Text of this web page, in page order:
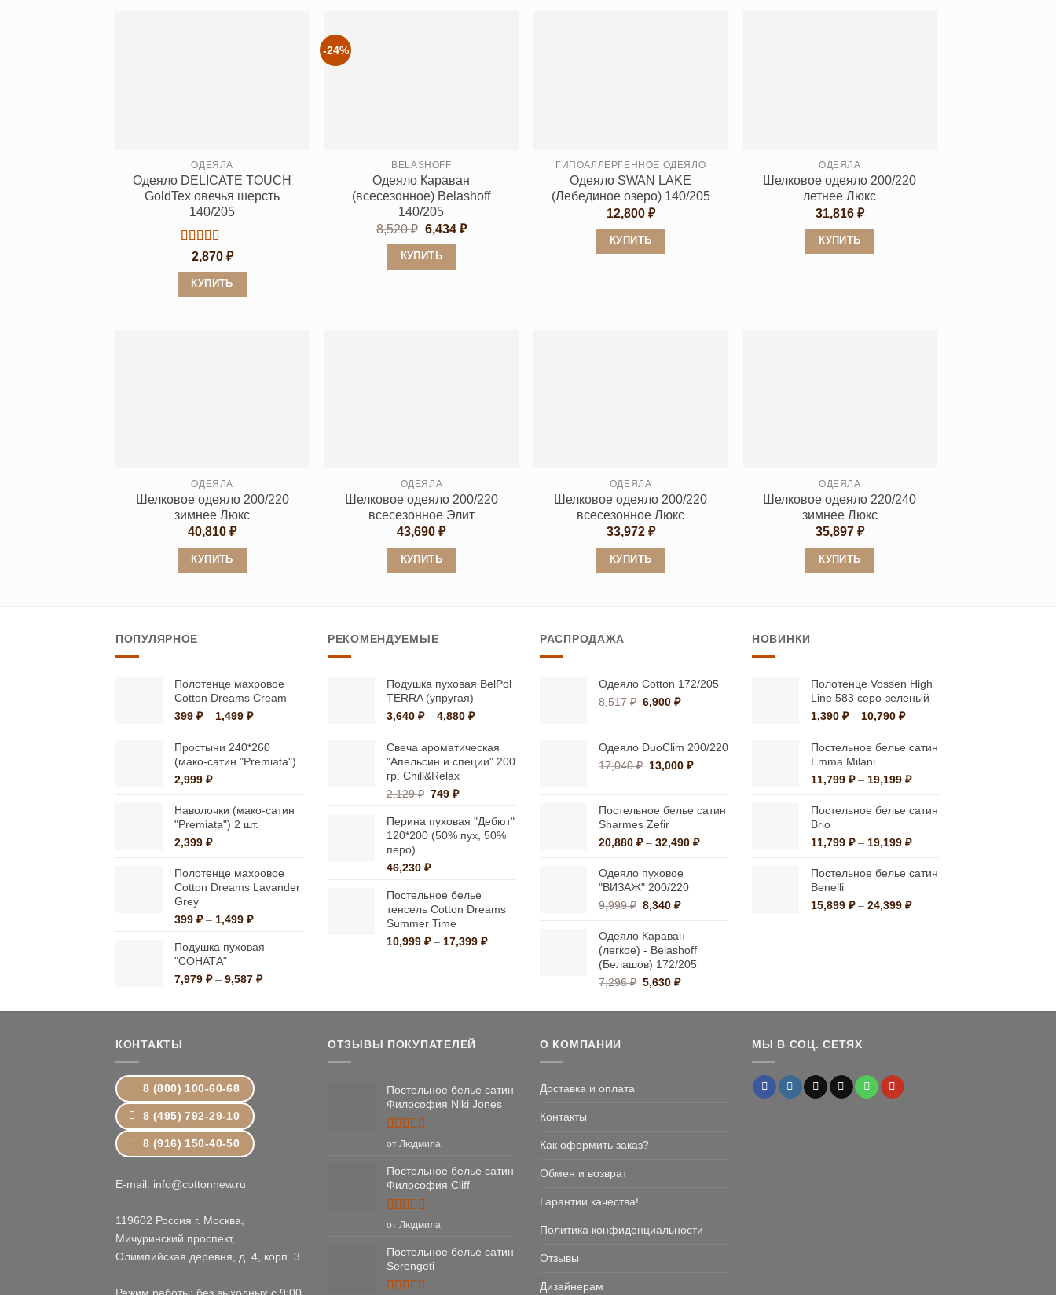
странице
товара.
странице
товара.
странице
товара.
странице
товара.
ОДЕЯЛА
Одеяло DELICATE TOUCH
GoldTex овечья шерсть
140/205
Оценка 5
из 5
2,870 ₽
КУПИТЬ
странице
товара.
-24%
BELASHOFF
Одеяло Караван
(всесезонное) Belashoff
140/205
8,520₽ Первоначальная
составляла
8,520 ₽.
6,434 ₽Текущая
КУПИТЬ
ГИПОАЛЛЕРГЕННОЕ ОДЕЯЛО
Одеяло SWAN LAKE
(Лебединое озеро) 140/205
12,800 ₽
КУПИТЬ
ОДЕЯЛА
Шелковое одеяло 200/220
летнее Люкс
31,816 ₽
КУПИТЬ
ОДЕЯЛА
Шелковое одеяло 200/220
зимнее Люкс
40,810₽
КУПИТЬ
Опции
можно
выбрать
странице
товара.
ОДЕЯЛА
Шелковое одеяло 200/220
всесезонное Элит
43,690₽
КУПИТЬ
несколько
Опции
можно
выбрать
странице
товара.
ОДЕЯЛА
Шелковое одеяло 200/220
всесезонное Люкс
33,972 ₽
КУПИТЬ
Опции
можно
странице
ОДЕЯЛА
Шелковое одеяло 220/240
зимнее Люкс
35,897 ₽
КУПИТЬ
Опции
можно
выбрать
странице
товара.
ПОПУЛЯРНОЕ
Полотенце махровое
Cotton Dreams Cream
399 ₽ – 1,499 ₽Диапазон
399 ₽
–
Простыни 240*260
(мако-сатин "Premiata")
2,999 ₽
Наволочки (мако-сатин
"Premiata") 2 шт.
2,399 ₽
Полотенце махровое
Cotton Dreams Lavander
Grey
399 ₽ – 1,499 ₽Диапазон
399 ₽
1,499 ₽
Подушка пуховая
"СОНАТА"
7,979 ₽ – 9,587 ₽Диапазон
7,979 ₽
РЕКОМЕНДУЕМЫЕ
Подушка пуховая BelPol
TERRA (упругая)
3,640 ₽ – 4,880 ₽Диапазон
3,640 ₽
–
Свеча ароматическая
"Апельсин и специи" 200
гр. Chill&Relax
2,129₽ Первоначальная
составляла
2,129 ₽.
749₽Текущая
749 ₽.
Перина пуховая "Дебют"
120*200 (50% пух, 50%
перо)
46,230 ₽
Постельное белье
тенсель Cotton Dreams
Summer Time
10,999 ₽ – 17,399 ₽Диапазон
РАСПРОДАЖА
Одеяло Cotton 172/205
8,517₽ Первоначальная
8,517 ₽.
6,900₽Текущая
Одеяло DuoClim 200/220
17,040₽ Первоначальная
17,040 ₽.
13,000₽Текущая
Постельное белье сатин
Sharmes Zefir
20,880 ₽ – 32,490 ₽Диапазон
Одеяло пуховое
"ВИЗАЖ" 200/220
9,999₽ Первоначальная
составляла
9,999 ₽.
8,340₽Текущая
8,340 ₽.
Одеяло Караван
(легкое) - Belashoff
(Белашов) 172/205
7,296₽ Первоначальная
составляла
5,630₽Текущая
5,630 ₽.
НОВИНКИ
Полотенце Vossen High
Line 583 серо-зеленый
1,390 ₽ – 10,790 ₽Диапазон
1,390 ₽
10,790 ₽
Постельное белье сатин
Emma Milani
11,799 ₽ – 19,199 ₽Диапазон
11,799 ₽
19,199 ₽
Постельное белье сатин
Brio
11,799 ₽ – 19,199 ₽Диапазон
11,799 ₽
19,199 ₽
Постельное белье сатин
Benelli
15,899 ₽ – 24,399 ₽Диапазон
КОНТАКТЫ
8 (800) 100-60-68
8 (495) 792-29-10
8 (916) 150-40-50
E-mail: info@cottonnew.ru
119602 Россия г. Москва,
Мичуринский проспект,
Олимпийская деревня, д. 4, корп. 3.
Режим работы: без выходных с 9:00
ОТЗЫВЫ ПОКУПАТЕЛЕЙ
Постельное белье сатин
Философия Niki Jones
Оценка5
от Людмила
Постельное белье сатин
Философия Cliff
Оценка5
от Людмила
Постельное белье сатин
Serengeti
О КОМПАНИИ
Доставка и оплата
Контакты
Как оформить заказ?
Обмен и возврат
Гарантии качества!
Политика конфиденциальности
Отзывы
Дизайнерам
МЫ В СОЦ. СЕТЯХ